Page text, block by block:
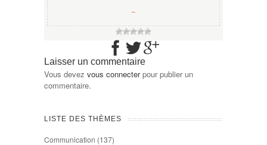
−
Laisser un commentaire
Vous devez vous connecterpour publier un
commentaire.
LISTE DES THÈMES
Communication (137)